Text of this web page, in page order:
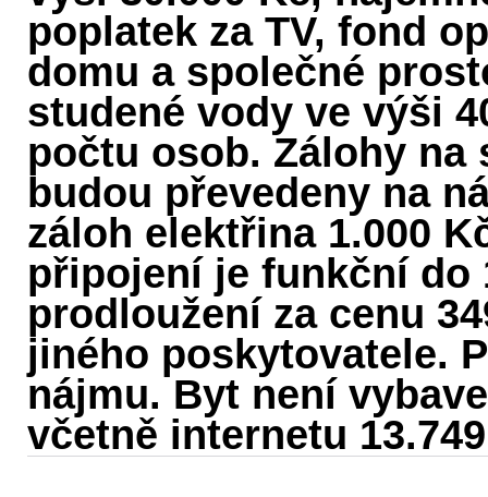
poplatek za TV, fond
domu a společné
studené vody ve výši
počtu osob. Zálohy
budou převedeny na
záloh elektřina 1.000
připojení je funkční do
prodloužení za cenu
jiného poskytovatele.
nájmu. Byt není
včetně internetu